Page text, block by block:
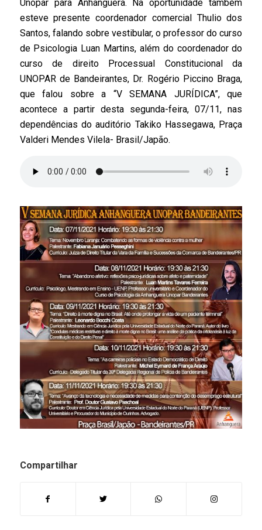
Unopar para Anhanguera. Na oportunidade também
esteve presente coordenador comercial Thulio dos
Santos, falando sobre vestibular, o professor do curso
de Psicologia Luan Martins, além do coordenador do
curso de direito Processual Constitucional da
UNOPAR de Bandeirantes, Dr. Rogério Piccino Braga,
que falou sobre a “V SEMANA JURÍDICA”, que
acontece a partir desta segunda-feira, 07/11, nas
dependências do auditório Takiko Hassegawa, Praça
Valderi Mendes Vilela- Brasil/Japão.
Compartilhar